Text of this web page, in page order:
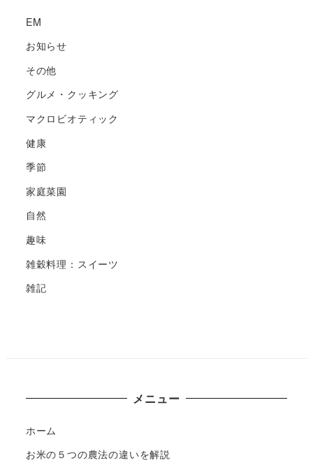
EM
お知らせ
その他
グルメ・クッキング
マクロビオティック
健康
季節
家庭菜園
自然
趣味
雑穀料理：スイーツ
雑記
メニュー
ホーム
お米の５つの農法の違いを解説